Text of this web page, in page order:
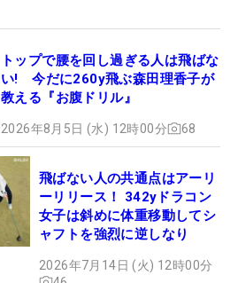
トップで腰を回し過ぎる人は飛ばな
い! 今だに260y飛ぶ森田理香子が
教える『お腹ドリル』
2026年8月5日 (水) 12時00分 68
飛ばない人の共通点はアーリ
ーリリース！ 342yドラコン
女子は斜めに体重移動してシ
ャフトを強烈に逆しなり
2026年7月14日 (火) 12時00分